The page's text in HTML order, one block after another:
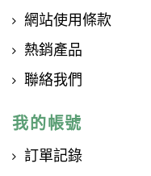
網站使用條款
熱銷產品
聯絡我們
我的帳號
訂單記錄